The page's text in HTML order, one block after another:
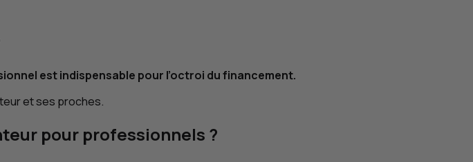
est indispensable pour l’octroi du financement.
et ses proches.
pour professionnels ?